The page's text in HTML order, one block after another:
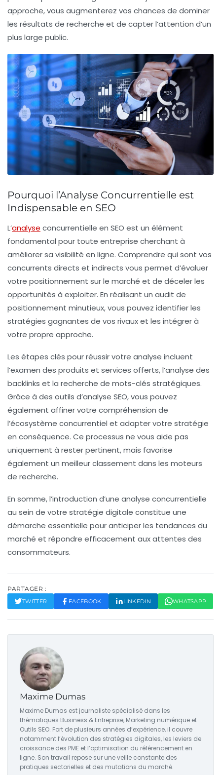
approche, vous augmenterez vos chances de dominer
les résultats de recherche et de capter l’attention d’un
plus large public.
Pourquoi l’Analyse Concurrentielle est
Indispensable en SEO
L’analyse concurrentielle en SEO est un élément
fondamental pour toute entreprise cherchant à
améliorer sa visibilité en ligne. Comprendre qui sont vos
concurrents directs et indirects vous permet d’évaluer
votre positionnement sur le marché et de déceler les
opportunités à exploiter. En réalisant un audit de
positionnement minutieux, vous pouvez identifier les
stratégies gagnantes de vos rivaux et les intégrer à
votre propre approche.
Les étapes clés pour réussir votre analyse incluent
l’examen des produits et services offerts, l’analyse des
backlinks et la recherche de mots-clés stratégiques.
Grâce à des outils d’analyse SEO, vous pouvez
également affiner votre compréhension de
l’écosystème concurrentiel et adapter votre stratégie
en conséquence. Ce processus ne vous aide pas
uniquement à rester pertinent, mais favorise
également un meilleurclassement dans les moteurs
de recherche.
En somme, l’introduction d’une analyse concurrentielle
au sein de votre stratégie digitale constitue une
démarche essentielle pour anticiper les tendances du
marché et répondre efficacement aux attentes des
consommateurs.
PARTAGER :
TWITTER FACEBOOK LINKEDIN WHATSAPP
Maxime Dumas
Maxime Dumas est journaliste spécialisé dans les
thématiques Business & Entreprise, Marketing numérique et
Outils SEO. Fort de plusieurs années d’expérience, il couvre
notamment l’évolution des stratégies digitales, les leviers de
croissance des PME et l’optimisation du référencement en
ligne. Son travail repose sur une veille constante des
pratiques sectorielles et des mutations du marché.